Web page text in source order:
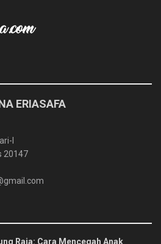
ERIASAFA
I
20147
Raja: Cara Mencegah Anak